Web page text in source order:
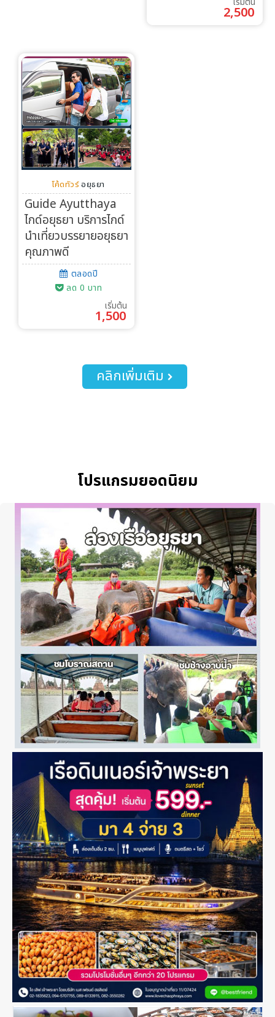
2,500
โค้ดทัวร์ อยุธยา
Guide Ayutthaya
ไกด์อยุธยา บริการไกด์
นำเที่ยวบรรยายอยุธยา
คุณภาพดี
ตลอดปี
ลด 0 บาท
เริ่มต้น
1,500
คลิกเพิ่มเติม
โปรแกรมยอดนิยม